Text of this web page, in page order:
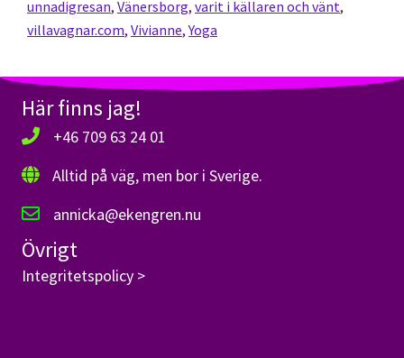
unnadigresan, Vänersborg, varit i källaren och vänt,
villavagnar.com, Vivianne,Yoga
Här finns jag!
+46 709 63 24 01
Alltid på väg, men bor i Sverige.
annicka@ekengren.nu
Övrigt
Integritetspolicy >